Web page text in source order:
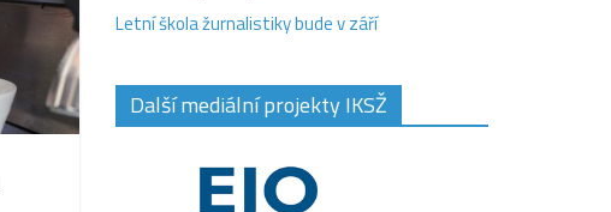
Letní škola žurnalistiky bude v září
Další mediální projekty IKSŽ